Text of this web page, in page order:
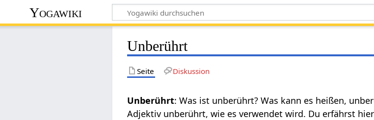
Yogawiki
Unberührt
Seite Diskussion
Unberührt: Was ist unberührt? Was kann es heißen,
Adjektiv unberührt, wie es verwendet wird. Du erfährst